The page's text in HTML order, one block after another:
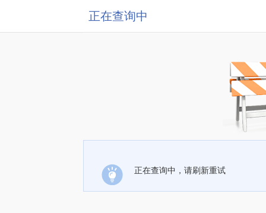
正在查询中
正在查询中，请刷新重试